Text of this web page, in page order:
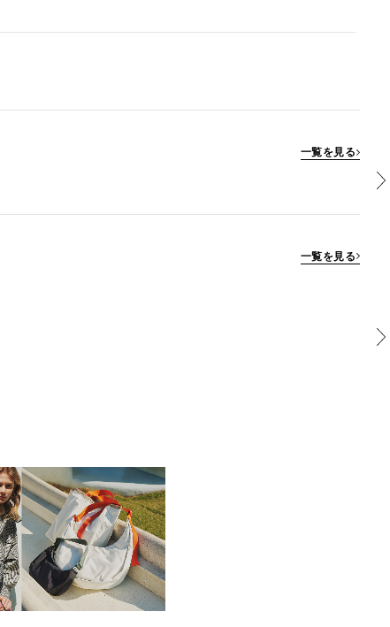
一覧を見る
一覧を見る